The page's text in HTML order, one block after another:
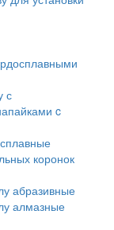
с
c
коронок
абразивные
алмазные